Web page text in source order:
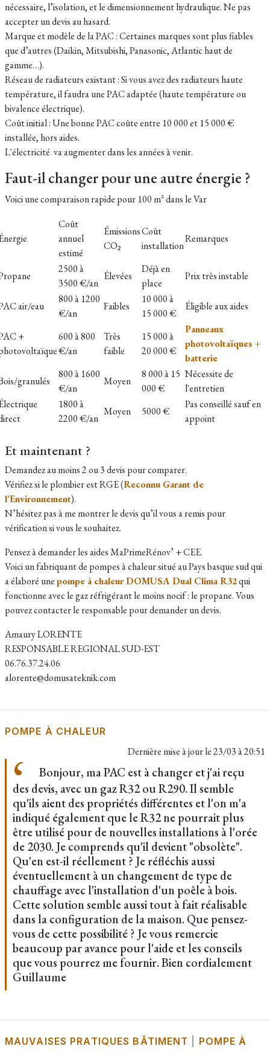
nécessaire, l’isolation, et le dimensionnement hydraulique. Ne pas
accepter un devis au hasard.
Marque et modèle de la PAC : Certaines marques sont plus fiables
que d’autres (Daikin, Mitsubishi, Panasonic, Atlantic haut de
gamme…).
Réseau de radiateurs existant : Si vous avez des radiateurs haute
température, il faudra une PAC adaptée (haute température ou
bivalence électrique).
Coût initial : Une bonne PAC coûte entre 10 000 et 15 000 €
installée, hors aides.
L'électricité va augmenter dans les années à venir.
Faut-il changer pour une autre énergie ?
Voici une comparaison rapide pour 100 m² dans le Var
Coût
annuel
estimé
Émissions
CO₂
Coût
installation
Remarques
2500 à
3500 €/an
Élevées
Déjà en
place
Prix très instable
air/eau
800 à 1200
€/an
Faibles
10 000 à
15 000 €
Éligible aux aides
+
600 à 800
€/an
Très
faible
15 000 à
20 000 €
Panneaux
photovoltaïques +
batterie
granulés
800 à 1600
€/an
Moyen
8 000 à 15
000 €
Nécessite de
l'entretien
1800 à
2200 €/an
Moyen 5000 €
Pas conseillé sauf en
appoint
Et maintenant ?
Demandez au moins 2 ou 3 devis pour comparer.
Vérifiez si le plombier est RGE (Reconnu Garant de
l’Environnement).
N’hésitez pas à me montrer le devis qu’il vous a remis pour
vérification si vous le souhaitez.
Pensez à demander les aides MaPrimeRénov’ + CEE.
Voici un fabriquant de pompes à chaleur situé au Pays basque sud qui
a élaboré unepompe à chaleur DOMUSA Dual Clima R32qui
fonctionne avec le gaz réfrigérant le moins nocif : le propane. Vous
pouvez contacter le responsable pour demander un devis.​
Amaury LORENTE
RESPONSABLE REGIONAL SUD-EST
06.76.37.24.06
alorente@domusateknik.com
POMPE À CHALEUR
Dernière mise à jour le23/03 à 20:51
Bonjour, ma PAC est à changer et j'ai reçu
des devis, avec un gaz R32 ou R290. Il semble
qu'ils aient des propriétés différentes et l'on m'a
indiqué également que le R32 ne pourrait plus
être utilisé pour de nouvelles installations à l'orée
de 2030. Je comprends qu'il devient "obsolète".
Qu'en est-il réellement ? Je réfléchis aussi
éventuellement à un changement de type de
chauffage avec l'installation d'un poêle à bois.
Cette solution semble aussi tout à fait réalisable
dans la configuration de la maison. Que pensez-
vous de cette possibilité ? Je vous remercie
beaucoup par avance pour l'aide et les conseils
que vous pourrez me fournir. Bien cordialement
Guillaume
MAUVAISES PRATIQUES BÂTIMENT
POMPE À